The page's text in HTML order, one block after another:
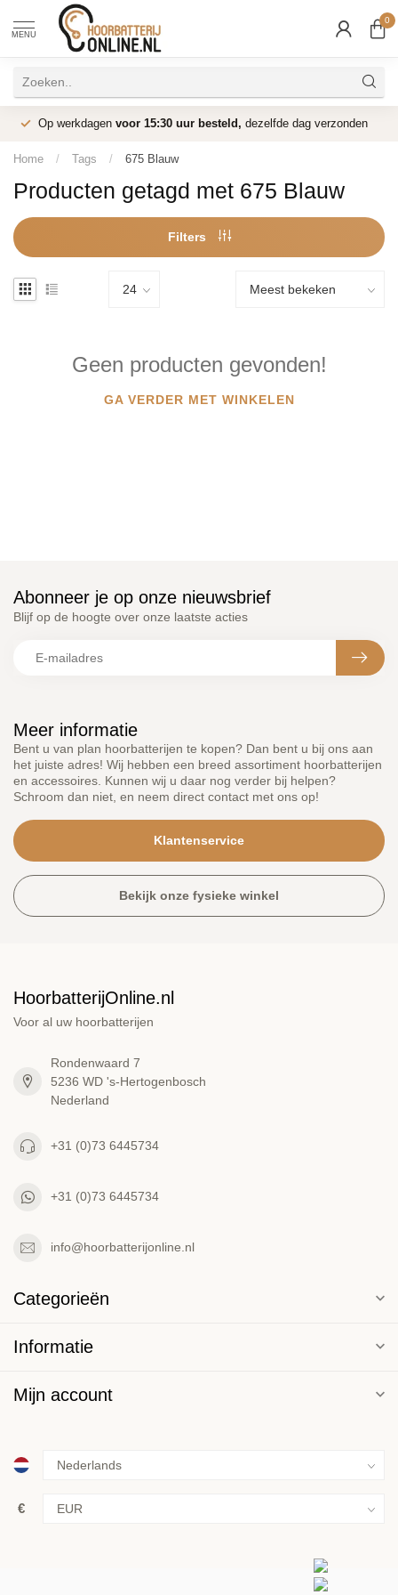
MENU
0
Op werkdagen voor 15:30 uur besteld, dezelfde dag verzonden
Home / Tags / 675 Blauw
Producten getagd met 675 Blauw
Filters
Geen producten gevonden!
GA VERDER MET WINKELEN
Meer informatie
Bent u van plan hoorbatterijen te kopen? Dan bent u bij ons aan
het juiste adres! Wij hebben een breed assortiment hoorbatterijen
en accessoires. Kunnen wij u daar nog verder bij helpen?
Schroom dan niet, en neem direct contact met ons op!
Klantenservice
Bekijk onze fysieke winkel
Abonneer je op onze nieuwsbrief
Blijf op de hoogte over onze laatste acties
HoorbatterijOnline.nl
Voor al uw hoorbatterijen
Rondenwaard 7
5236 WD 's-Hertogenbosch
Nederland
+31 (0)73 6445734
+31 (0)73 6445734
info@hoorbatterijonline.nl
Categorieën
Informatie
Mijn account
€